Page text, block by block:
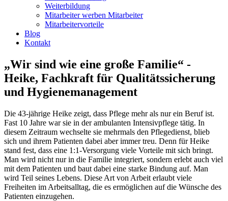
Weiterbildung
Mitarbeiter werben Mitarbeiter
Mitarbeitervorteile
Blog
Kontakt
„Wir sind wie eine große Familie“ -
Heike, Fachkraft für Qualitätssicherung
und Hygienemanagement
Die 43-jährige Heike zeigt, dass Pflege mehr als nur ein Beruf ist.
Fast 10 Jahre war sie in der ambulanten Intensivpflege tätig. In
diesem Zeitraum wechselte sie mehrmals den Pflegedienst, blieb
sich und ihrem Patienten dabei aber immer treu. Denn für Heike
stand fest, dass eine 1:1-Versorgung viele Vorteile mit sich bringt.
Man wird nicht nur in die Familie integriert, sondern erlebt auch viel
mit dem Patienten und baut dabei eine starke Bindung auf. Man
wird Teil seines Lebens. Diese Art von Arbeit erlaubt viele
Freiheiten im Arbeitsalltag, die es ermöglichen auf die Wünsche des
Patienten einzugehen.